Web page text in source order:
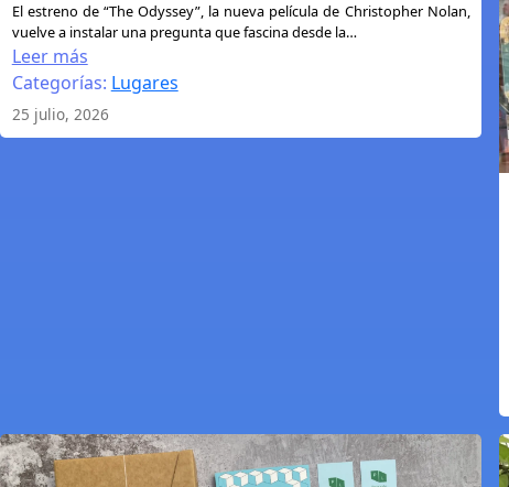
El estreno de “The Odyssey”, la nueva película de Christopher Nolan,
vuelve a instalar una pregunta que fascina desde la…
Leer más
:
¿Se
puede
poner
en
un
el
mito
Categorías: Lugares
25 julio, 2026